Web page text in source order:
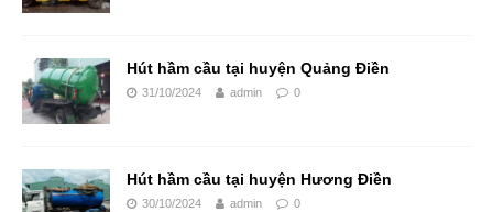
Hút hầm cầu tại huyện Quảng Điền
31/10/2024 admin 0
Hút hầm cầu tại huyện Hương Điền
30/10/2024 admin 0